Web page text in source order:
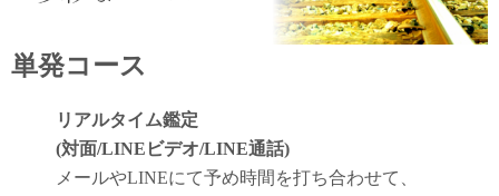
単発コース
リアルタイム鑑定
(対面/LINEビデオ/LINE通話)
メールやLINEにて予め時間を打ち合わせて、